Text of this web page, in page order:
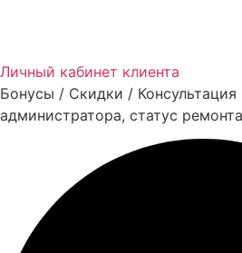
Личный кабинет клиента
Бонусы / Скидки / Консультация
администратора, статус ремонта